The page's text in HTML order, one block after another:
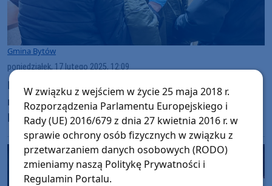
Gmina Bytów
poniedziałek, 17 lutego 2025, 12:09
Podpalił dom byłej partnerki, gdy ta przed
nim uciekła. Agresor zatrzymany przez
bytowskich policjantów
W związku z wejściem w życie 25 maja 2018 r.
Rozporządzenia Parlamentu Europejskiego i
Rady (UE) 2016/679 z dnia 27 kwietnia 2016 r. w
sprawie ochrony osób fizycznych w związku z
przetwarzaniem danych osobowych (RODO)
zmieniamy naszą Politykę Prywatności i
Regulamin Portalu.